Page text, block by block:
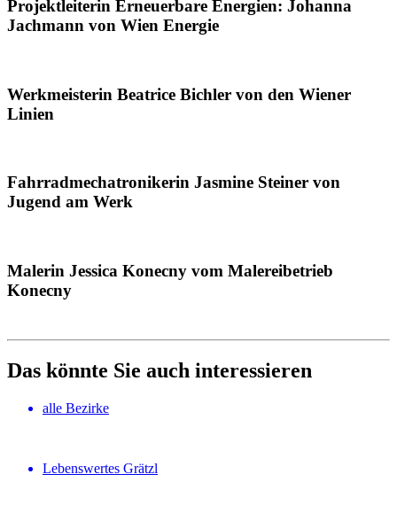
Projektleiterin Erneuerbare Energien: Johanna
Jachmann von Wien Energie
Werkmeisterin Beatrice Bichler von den Wiener
Linien
Fahrradmechatronikerin Jasmine Steiner von
Jugend am Werk
Malerin Jessica Konecny vom Malereibetrieb
Konecny
Das könnte Sie auch interessieren
alle Bezirke
Lebenswertes Grätzl